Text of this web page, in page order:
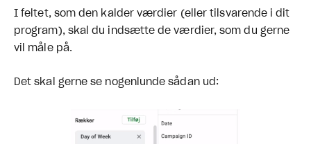
I feltet, som den kalder værdier (eller tilsvarende i dit
program), skal du indsætte de værdier, som du gerne
vil måle på.
Det skal gerne se nogenlunde sådan ud: